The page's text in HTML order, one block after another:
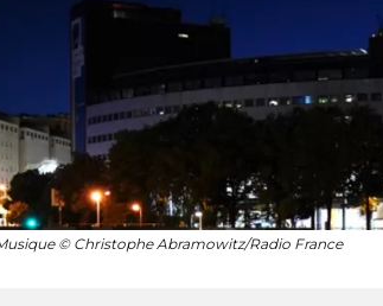
© Christophe Abramowitz/Radio France